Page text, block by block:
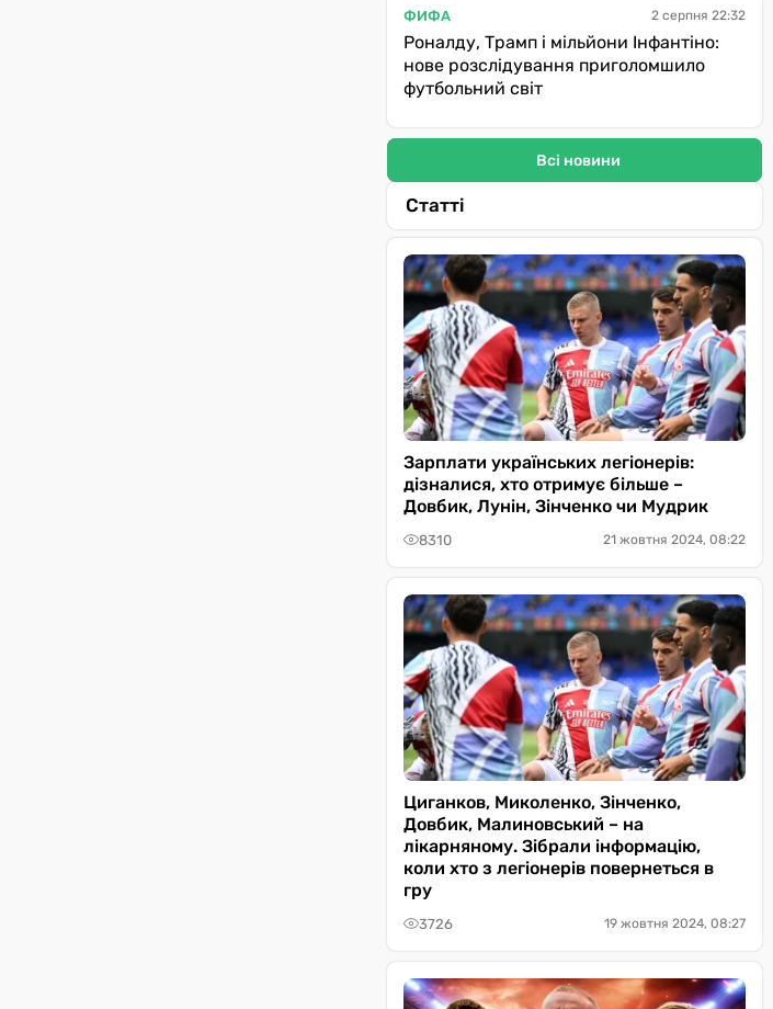
ФИФА 2 серпня 22:32
Роналду, Трамп і мільйони Інфантіно:
нове розслідування приголомшило
футбольний світ
Всі новини
Статті
Зарплати українських легіонерів:
дізналися, хто отримує більше –
Довбик, Лунін, Зінченко чи Мудрик
8310 21 жовтня 2024, 08:22
Циганков, Миколенко, Зінченко,
Довбик, Малиновський – на
лікарняному. Зібрали інформацію,
коли хто з легіонерів повернеться в
гру
3726 19 жовтня 2024, 08:27